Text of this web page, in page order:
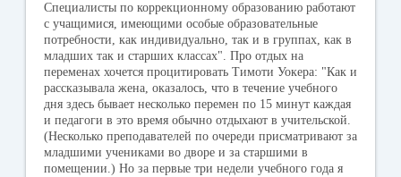
Специалисты по коррекционному образованию работают
с учащимися, имеющими особые образовательные
потребности, как индивидуально, так и в группах, как в
младших так и старших классах". Про отдых на
переменах хочется процитировать Тимоти Уокера: "Как и
рассказывала жена, оказалось, что в течение учебного
дня здесь бывает несколько перемен по 15 минут каждая
и педагоги в это время обычно отдыхают в учительской.
(Несколько преподавателей по очереди присматривают за
младшими учениками во дворе и за старшими в
помещении.) Но за первые три недели учебного года я